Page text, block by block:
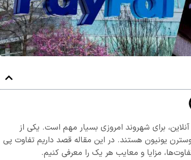
برای شهروند امروزی بسیار مهم است. یکی از
یونیون هستند. در این مقاله قصد داریم تفاوت پی
مزایا و معایب هر یک را معرفی کنیم.